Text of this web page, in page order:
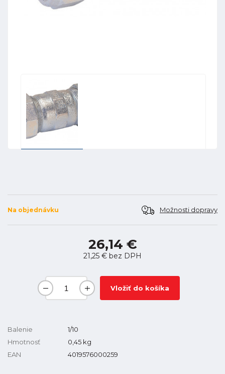
Na objednávku Možnosti dopravy
26,14 €
21,25 € bez DPH
Vložiť do košíka
Balenie
1/10
Hmotnosť
0,45 kg
EAN
4019576000259